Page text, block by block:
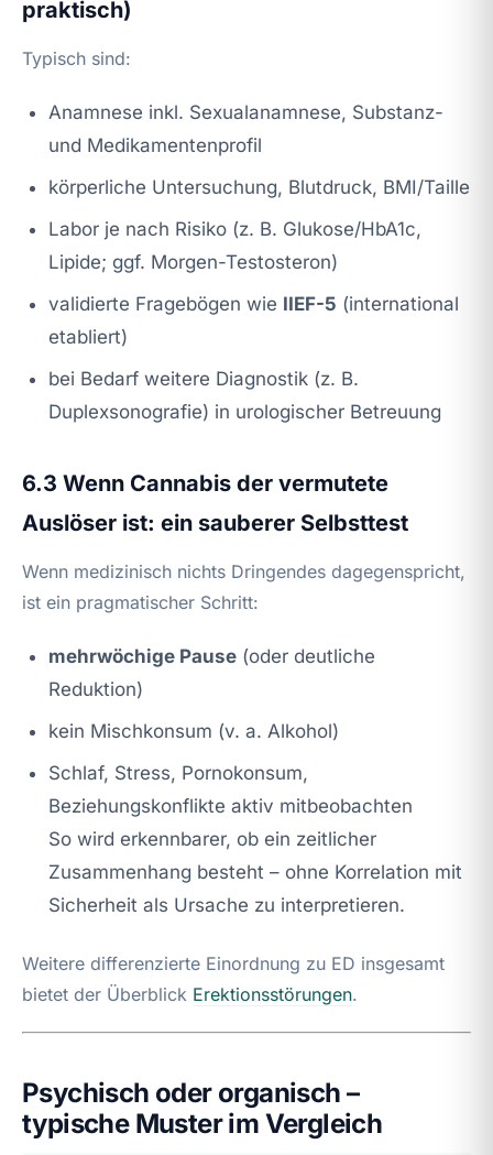
praktisch)
Typisch sind:
Anamnese inkl. Sexualanamnese, Substanz-
und Medikamentenprofil
körperliche Untersuchung, Blutdruck, BMI/Taille
Labor je nach Risiko (z. B. Glukose/HbA1c,
Lipide; ggf. Morgen-Testosteron)
validierte Fragebögen wie IIEF-5 (international
etabliert)
bei Bedarf weitere Diagnostik (z. B.
Duplexsonografie) in urologischer Betreuung
6.3 Wenn Cannabis der vermutete
Auslöser ist: ein sauberer Selbsttest
Wenn medizinisch nichts Dringendes dagegenspricht,
ist ein pragmatischer Schritt:
mehrwöchige Pause (oder deutliche
Reduktion)
kein Mischkonsum (v. a. Alkohol)
Schlaf, Stress, Pornokonsum,
Beziehungskonflikte aktiv mitbeobachten
So wird erkennbarer, ob ein zeitlicher
Zusammenhang besteht – ohne Korrelation mit
Sicherheit als Ursache zu interpretieren.
Weitere differenzierte Einordnung zu ED insgesamt
bietet der Überblick Erektionsstörungen.
Psychisch oder organisch –
typische Muster im Vergleich